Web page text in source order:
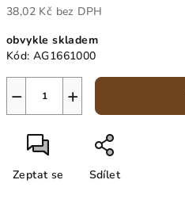
38,02 Kč bez DPH
cena:
obvykle skladem
Kód: AG1661000
+
−
Zeptat se Sdílet